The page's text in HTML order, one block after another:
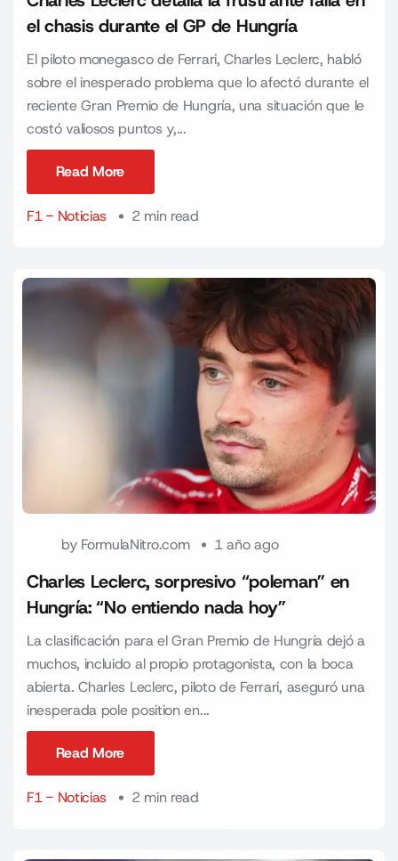
el chasis durante el GP de Hungría
El piloto monegasco de Ferrari, Charles Leclerc, habló
sobre el inesperado problema que lo afectó durante el
reciente Gran Premio de Hungría, una situación que le
costó valiosos puntos y,...
Read More
F1 - Noticias
2 min read
by FormulaNitro.com 1 año ago
Charles Leclerc, sorpresivo “poleman” en
Hungría: “No entiendo nada hoy”
La clasificación para el Gran Premio de Hungría dejó a
muchos, incluido al propio protagonista, con la boca
abierta. Charles Leclerc, piloto de Ferrari, aseguró una
inesperada pole position en...
Read More
F1 - Noticias
2 min read